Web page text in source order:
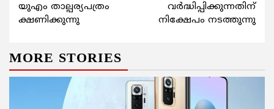
യുഎം താല്പര്യപത്രം
ക്ഷണിക്കുന്നു
വര്‍ദ്ധിപ്പിക്കുന്നതിന്
നിക്ഷേപം നടത്തുന്നു
MORE STORIES